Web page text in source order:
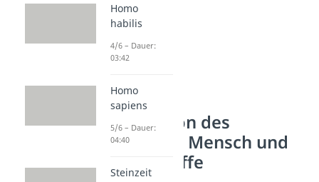
Die Evolution des
Menschen – Mensch und
Menschenaffe
Homo
habilis
4/6 – Dauer:
03:42
Homo
sapiens
5/6 – Dauer:
04:40
Steinzeit